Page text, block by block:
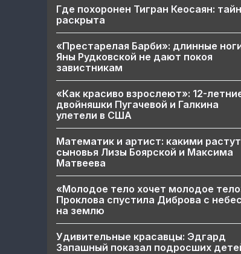
Где похоронен Тигран Кеосаян:
раскрыта
«Престарелая Барби»: длинные
Яны Рудковской не дают покоя
завистникам
«Как красиво взрослеют»: 12-
двойняшки Пугачевой и Галкина
улетели в США
Математик и артист: какими растут
сыновья Лизы Боярской и Максима
Матвеева
«Молодое тело хочет молодое
Проклова спустила Диброва с небес
на землю
Удивительные красавцы: Эдгард
Запашный показал подросших